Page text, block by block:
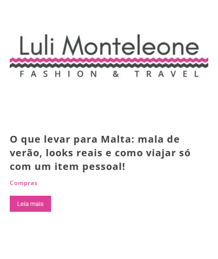
O que levar para Malta: mala de
verão, looks reais e como viajar só
com um item pessoal!
Compras
Leia mais